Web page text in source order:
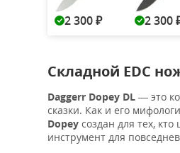
2 300 ₽ 2 300
Складной EDC
Daggerr Dopey DL — это
сказки. Как и его
Dopey создан для тех,
инструмент для